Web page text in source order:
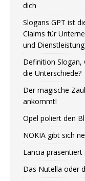
dich
Slogans GPT ist
Claims für
und
Definition Slogan,
die Unterschiede?
Der magische
ankommt!
Opel poliert den
NOKIA gibt sich
Lancia
Das Nutella oder